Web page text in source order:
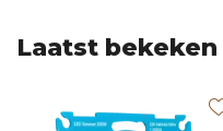
Laatst bekeken